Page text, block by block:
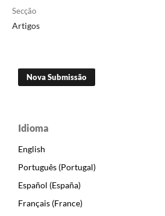
Secção
Artigos
Nova Submissão
Idioma
English
Português (Portugal)
Español (España)
Français (France)